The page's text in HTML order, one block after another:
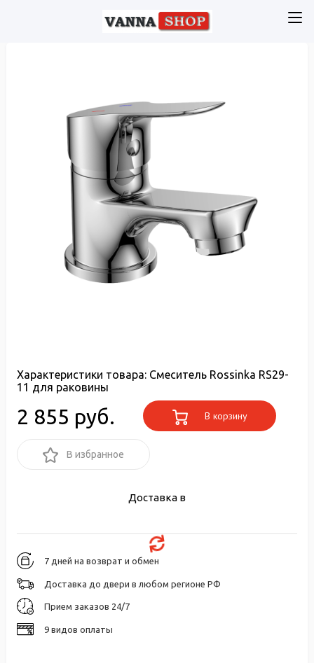
Характеристики товара: Смеситель Rossinka RS29-
11 для раковины
2 855 руб. В корзину
В избранное
Доставка в
7 дней на возврат и обмен
Доставка до двери в любом регионе РФ
Прием заказов 24/7
9 видов оплаты